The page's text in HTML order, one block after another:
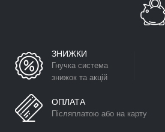
ЗНИЖКИ
Гнучка система
знижок та акцій
ОПЛАТА
Післяплатою або на карту